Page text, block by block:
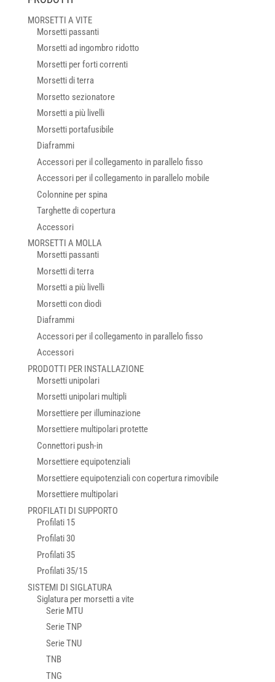
MORSETTI A VITE
Morsetti passanti
Morsetti ad ingombro ridotto
Morsetti per forti correnti
Morsetti di terra
Morsetto sezionatore
Morsetti a più livelli
Morsetti portafusibile
Diaframmi
Accessori per il collegamento in parallelo fisso
Accessori per il collegamento in parallelo mobile
Colonnine per spina
Targhette di copertura
Accessori
MORSETTI A MOLLA
Morsetti passanti
Morsetti di terra
Morsetti a più livelli
Morsetti con diodi
Diaframmi
Accessori per il collegamento in parallelo fisso
Accessori
PRODOTTI PER INSTALLAZIONE
Morsetti unipolari
Morsetti unipolari multipli
Morsettiere per illuminazione
Morsettiere multipolari protette
Connettori push-in
Morsettiere equipotenziali
Morsettiere equipotenziali con copertura rimovibile
Morsettiere multipolari
PROFILATI DI SUPPORTO
Profilati 15
Profilati 30
Profilati 35
Profilati 35/15
SISTEMI DI SIGLATURA
Siglatura per morsetti a vite
Serie MTU
Serie TNP
Serie TNU
TNB
TNG